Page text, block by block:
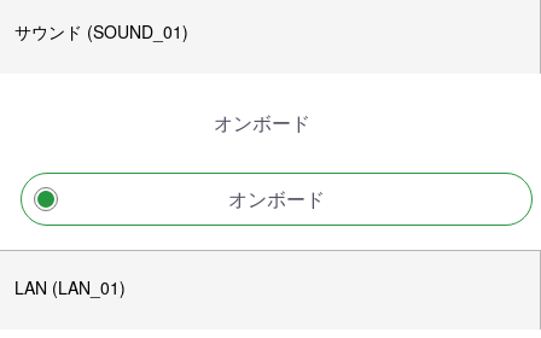
サウンド (SOUND_01)
オンボード
オンボード
LAN (LAN_01)